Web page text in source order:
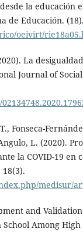
la educación
de Educación. (18).
oeivirt/
La
Journal of Social
Fonseca-
L. (2020).
la COVID-19 en
medisur/
and
Among